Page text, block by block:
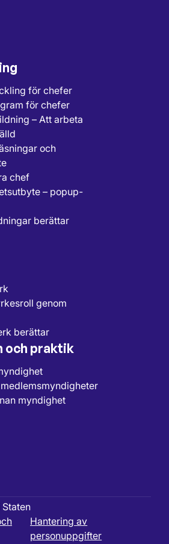
för chefer
för chefer
– Att arbeta
och
chef
– popup-
berättar
genom
berättar
och praktik
myndighet
Hantering av
personuppgifter